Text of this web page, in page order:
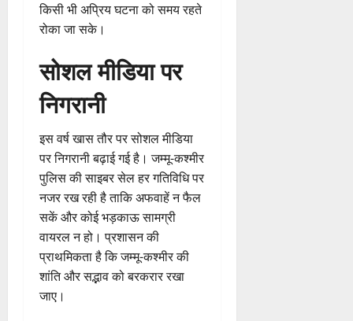
किसी भी अप्रिय घटना को समय रहते
रोका जा सके।
सोशल मीडिया पर
निगरानी
इस वर्ष खास तौर पर सोशल मीडिया
पर निगरानी बढ़ाई गई है। जम्मू-कश्मीर
पुलिस की साइबर सेल हर गतिविधि पर
नजर रख रही है ताकि अफवाहें न फैल
सकें और कोई भड़काऊ सामग्री
वायरल न हो। प्रशासन की
प्राथमिकता है कि जम्मू-कश्मीर की
शांति और सद्भाव को बरकरार रखा
जाए।